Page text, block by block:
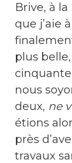
Brive, à
que j’aie
plus
nous
deux, ne
étions
près
travaux